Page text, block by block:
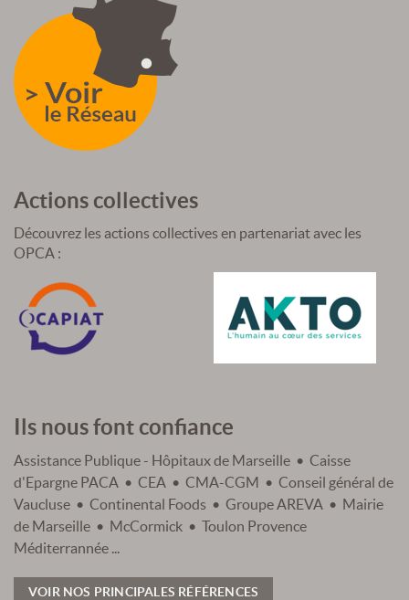
Actions collectives
Découvrez les actions collectives en partenariat avec les
OPCA :
Ils nous font confiance
Assistance Publique - Hôpitaux de Marseille • Caisse
d'Epargne PACA • CEA • CMA-CGM • Conseil général de
Vaucluse • Continental Foods • Groupe AREVA • Mairie
de Marseille • McCormick • Toulon Provence
Méditerrannée ...
VOIR NOS PRINCIPALES RÉFÉRENCES